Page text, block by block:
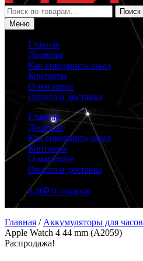
Искать:
Поиск
Меню
Главная
Дилерам
Как совершить заказ
Контакты
О магазине
Оплата и доставка
Главная
Дилерам
Как совершить заказ
Контакты
О магазине
Оплата и доставка
0.00₽ 0 товаров
Главная / Аккумуляторы для часов
Apple Watch 4 44 mm (A2059)
Распродажа!